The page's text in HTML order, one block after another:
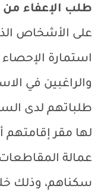
طلب الإعفاء من
على الأشخاص
استمارة
والراغبين في
طلباتهم لدى
لها مقر إقامتهم
عمالة